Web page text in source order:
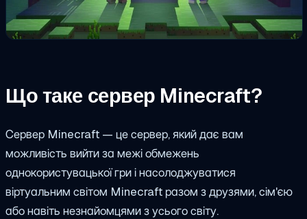
Що таке сервер Minecraft?
Сервер Minecraft — це сервер, який дає вам
можливість вийти за межі обмежень
однокористувацької гри і насолоджуватися
віртуальним світом Minecraft разом з друзями, сім'єю
або навіть незнайомцями з усього світу.